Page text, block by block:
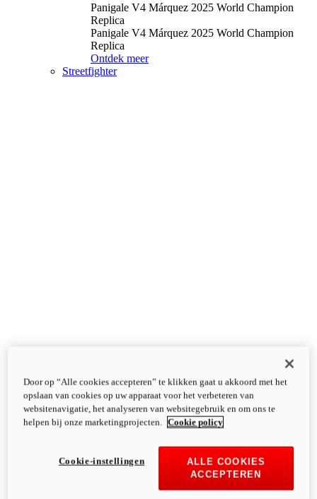
Panigale V4 Márquez 2025 World Champion
Replica
Panigale V4 Márquez 2025 World Champion
Replica
Ontdek meer
Streetfighter
Door op “Alle cookies accepteren” te klikken gaat u akkoord met het
opslaan van cookies op uw apparaat voor het verbeteren van
websitenavigatie, het analyseren van websitegebruik en om ons te
helpen bij onze marketingprojecten.
Cookie policy
ALLE COOKIES
ACCEPTEREN
Cookie-instellingen